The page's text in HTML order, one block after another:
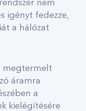
nem
igényt fedezze,
a hálózat
megtermelt
áramra
a
kielégítésére